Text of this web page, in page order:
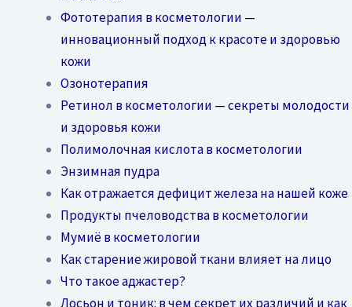
Фототерапия в косметологии —
инновационный подход к красоте и здоровью
кожи
Озонотерапия
Ретинол в косметологии — секреты молодости
и здоровья кожи
Полимолочная кислота в косметологии
Энзимная пудра
Как отражается дефицит железа на нашей коже
Продукты пчеловодства в косметологии
Мумиё в косметологии
Как старение жировой ткани влияет на лицо
Что такое аджастер?
Лосьон и тоник: в чем секрет их различий и как